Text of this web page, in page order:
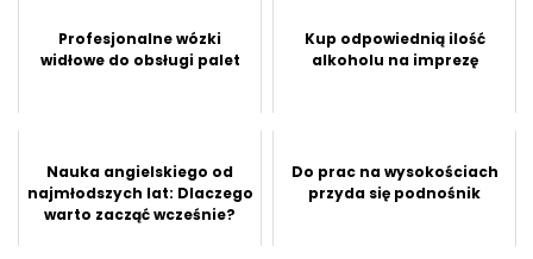
Profesjonalne wózki
widłowe do obsługi palet
Kup odpowiednią ilość
alkoholu na imprezę
Nauka angielskiego od
najmłodszych lat: Dlaczego
warto zacząć wcześnie?
Do prac na wysokościach
przyda się podnośnik